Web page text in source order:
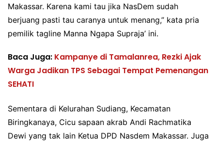
Makassar. Karena kami tau jika NasDem sudah
berjuang pasti tau caranya untuk menang,” kata pria
pemilik tagline Manna Ngapa Supraja’ ini.
Baca Juga: Kampanye di Tamalanrea, Rezki Ajak
Warga Jadikan TPS Sebagai Tempat Pemenangan
SEHATI
Sementara di Kelurahan Sudiang, Kecamatan
Biringkanaya, Cicu sapaan akrab Andi Rachmatika
Dewi yang tak lain Ketua DPD Nasdem Makassar. Juga